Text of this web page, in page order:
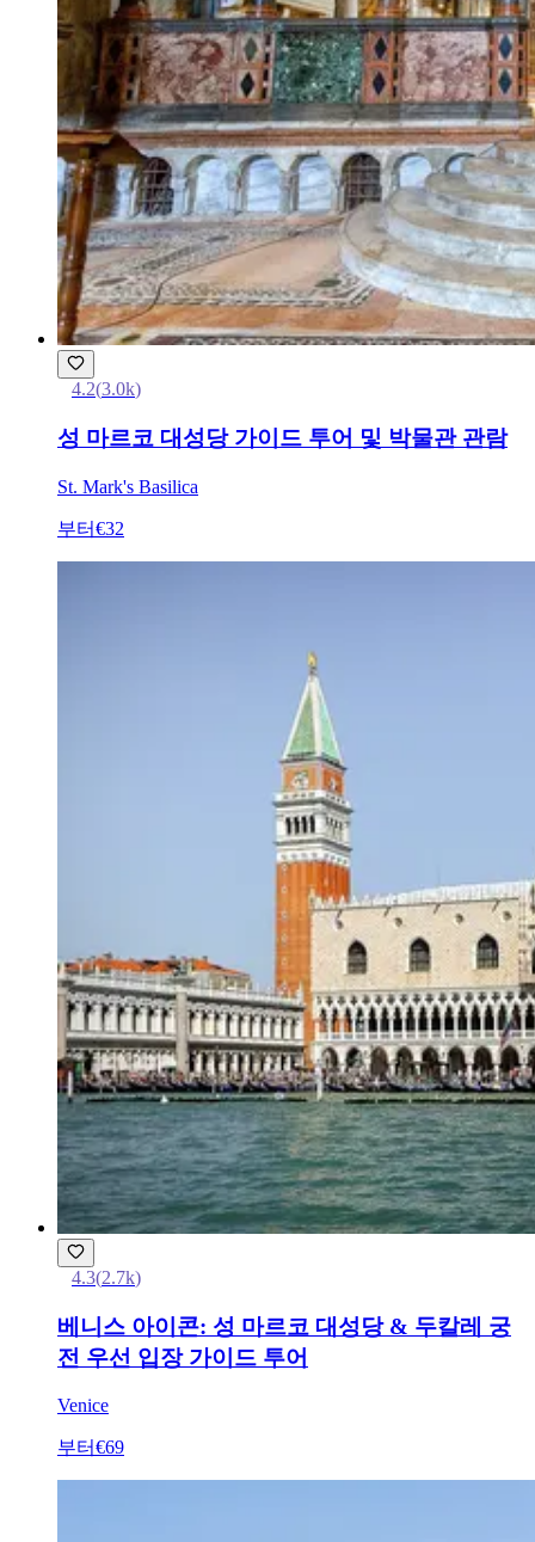
4.2(3.0k)
성 마르코 대성당 가이드 투어 및 박물관 관람
St. Mark's Basilica
부터€32
4.3(2.7k)
베니스 아이콘: 성 마르코 대성당 & 두칼레 궁
전 우선 입장 가이드 투어
Venice
부터€69